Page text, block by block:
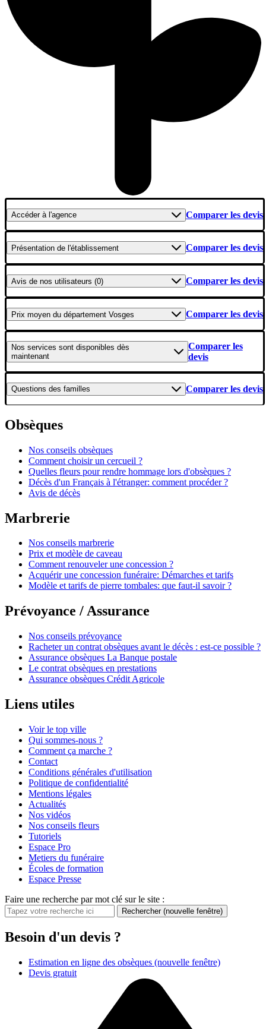
Accéderà l'agence Comparer les devis
Présentation de l'établissement Comparer les devis
Avis de nos utilisateurs (0) Comparer les devis
Prix moyen du département Vosges Comparer les devis
Nos services sont disponibles dès
maintenant
Comparer les
devis
Questions des familles Comparer les devis
Obsèques
Nos conseils obsèques
Comment choisir un cercueil ?
Quelles fleurs pour rendre hommage lors d'obsèques ?
Décès d'un Français à l'étranger: comment procéder ?
Avis de décès
Marbrerie
Nos conseils marbrerie
Prix et modèle de caveau
Comment renouveler une concession ?
Acquérir une concession funéraire: Démarches et tarifs
Modèle et tarifs de pierre tombales: que faut-il savoir ?
Prévoyance / Assurance
Nos conseils prévoyance
Racheter un contrat obsèques avant le décès : est-ce possible ?
Assurance obsèques La Banque postale
Le contrat obsèques en prestations
Assurance obsèques Crédit Agricole
Liens utiles
Voir le top ville
Qui sommes-nous ?
Comment ça marche ?
Contact
Conditions générales d'utilisation
Politique de confidentialité
Mentions légales
Actualités
Nos vidéos
Nos conseils fleurs
Tutoriels
Espace Pro
Metiers du funéraire
Écoles de formation
Espace Presse
Faire une recherche par mot clé sur le site :
Rechercher (nouvelle fenêtre)
Besoin d'un devis ?
Estimation en ligne des obsèques (nouvelle fenêtre)
Devis gratuit